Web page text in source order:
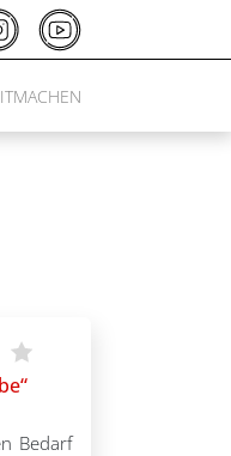
Bedarf